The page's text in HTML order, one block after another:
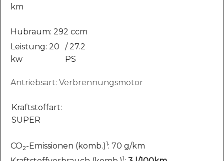
km
Hubraum: 292 ccm
Leistung: 20
kw
/ 27.2
PS
Antriebsart: Verbrennungsmotor
Kraftstoffart:
SUPER
CO2-Emissionen (komb.)1: 70 g/km
1